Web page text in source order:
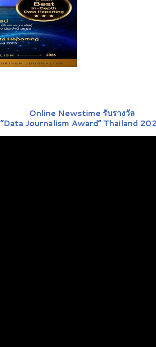
Online Newstime รับรางวัล
“Data Journalism Award” Thailand